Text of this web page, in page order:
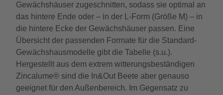
Gewächshäuser zugeschnitten, sodass sie optimal an
das hintere Ende oder – in der L-Form (Größe M) – in
die hintere Ecke der Gewächshäuser passen. Eine
Übersicht der passenden Formate für die Standard-
Gewächshausmodelle gibt die Tabelle (s.u.).
Hergestellt aus dem extrem witterungsbeständigen
Zincalume® sind die In&Out Beete aber genauso
geeignet für den Außenbereich. Im Gegensatz zu